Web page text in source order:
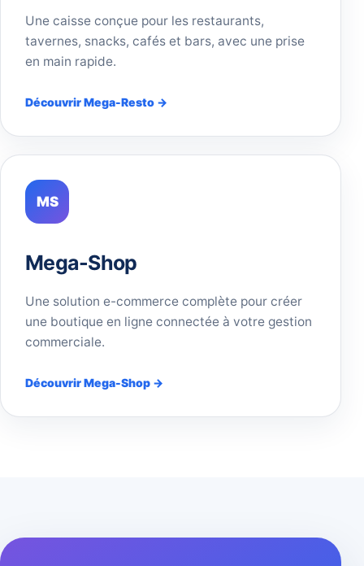
Une caisse conçue pour les restaurants,
tavernes, snacks, cafés et bars, avec une prise
en main rapide.
Découvrir Mega-Resto →
MS
Mega-Shop
Une solution e-commerce complète pour créer
une boutique en ligne connectée à votre gestion
commerciale.
Découvrir Mega-Shop →